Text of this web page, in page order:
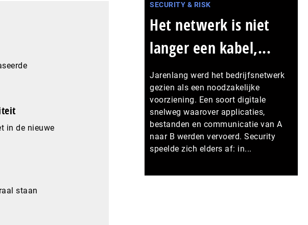
in de nieuwe
staan
SECURITY & RISK
Het netwerk is niet
langer een kabel,...
Jarenlang werd het bedrijfsnetwerk
gezien als een noodzakelijke
voorziening. Een soort digitale
snelweg waarover applicaties,
bestanden en communicatie van A
naar B werden vervoerd. Security
speelde zich elders af: in...